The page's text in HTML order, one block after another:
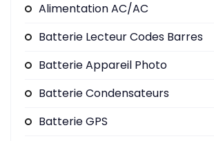
Alimentation AC/AC
Batterie Lecteur Codes Barres
Batterie Appareil Photo
Batterie Condensateurs
Batterie GPS